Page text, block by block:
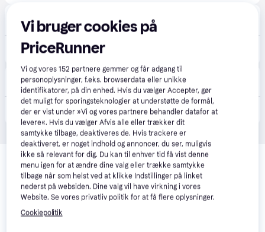
49 kr. fragt,1 dag
Ultrashop
39 kr. fragt , 1-2 dage
Bresser Smile Thermo-hygro-CO2 måler Indendørs Hvid. 399 kr.
Relaterede produkter
Se vores forslag til andre produkter, der matcher dine
interesser. Vis alle
Vi bruger cookies på
PriceRunner
Vi og vores152 partnere gemmer og får adgang til
personoplysninger, f.eks. browserdata eller unikke
identifikatorer, på din enhed. Hvis du vælger Accepter, gør
det muligt for sporingsteknologier at understøtte de formål,
der er vist under »Vi og vores partnere behandler datafor at
levere«. Hvis du vælger Afvis alle eller trækker dit
samtykke tilbage, deaktiveres de. Hvis trackere er
deaktiveret, er noget indhold og annoncer, du ser, muligvis
ikke så relevant for dig. Du kan til enhver tid få vist denne
menu igen for at ændre dine valg eller trække samtykke
tilbage når som helst ved at klikke Indstillinger på linket
nederst på websiden. Dine valg vil have virkning i vores
Website. Se vores privatliv politik for at få flere oplysninger.
Cookiepolitik